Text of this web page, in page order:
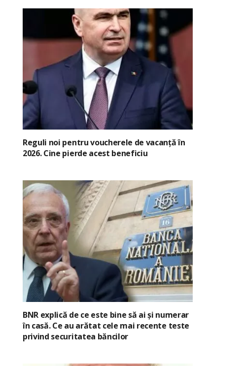
Reguli noi pentru voucherele de vacanță în
2026. Cine pierde acest beneficiu
BNR explică de ce este bine să ai și numerar
în casă. Ce au arătat cele mai recente teste
privind securitatea băncilor